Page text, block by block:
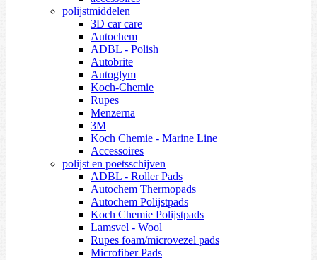
polijstmiddelen
3D car care
Autochem
ADBL - Polish
Autobrite
Autoglym
Koch-Chemie
Rupes
Menzerna
3M
Koch Chemie - Marine Line
Accessoires
polijst en poetsschijven
ADBL - Roller Pads
Autochem Thermopads
Autochem Polijstpads
Koch Chemie Polijstpads
Lamsvel - Wool
Rupes foam/microvezel pads
Microfiber Pads